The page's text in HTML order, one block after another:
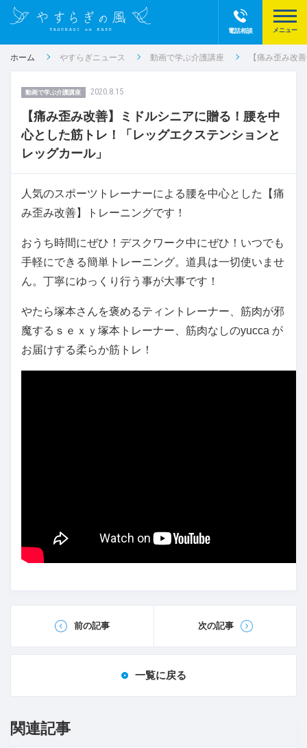
電話相談
ホーム やすらぎニュース 動画で学ぶ介護講座 【痛み歪み改
動画で学ぶ介護講座 2020.8.15
【痛み歪み改善】ミドルシニアに贈る！腰を中
心とした筋トレ！「レッグエクステンションと
レッグカール」
人気のスポーツトレーナーによる腰を中心とした【痛
み歪み改善】トレーニングです！
おうち時間にぜひ！デスクワーク中にぜひ！いつでも
手軽にできる簡単トレーニング。道具は一切使いませ
ん。丁寧にゆっくり行う事が大事です！
やたら塚本さんを褒めるティントレーナー、筋肉が邪
魔するｓｅｘｙ塚本トレーナー、筋肉なしのyucca が
お届けする柔らか筋トレ！
前の記事
一覧に戻る
次の記事
関連記事